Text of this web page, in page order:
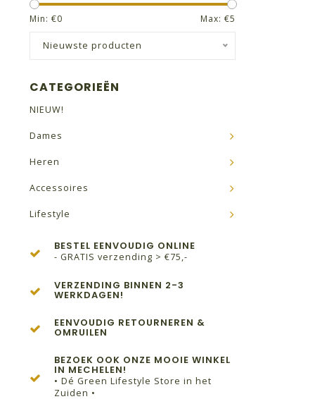
Min: €0 Max: €5
Nieuwste producten
CATEGORIEËN
NIEUW!
Dames
Heren
Accessoires
Lifestyle
BESTEL EENVOUDIG ONLINE
- GRATIS verzending > €75,-
VERZENDING BINNEN 2-3
WERKDAGEN!
EENVOUDIG RETOURNEREN &
OMRUILEN
BEZOEK OOK ONZE MOOIE WINKEL
IN MECHELEN!
• Dé Green Lifestyle Store in het
Zuiden •